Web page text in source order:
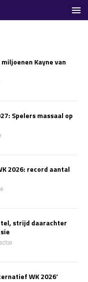
Kayne van
Spelers massaal op
2026: record aantal
strijd daarachter
WK 2026’